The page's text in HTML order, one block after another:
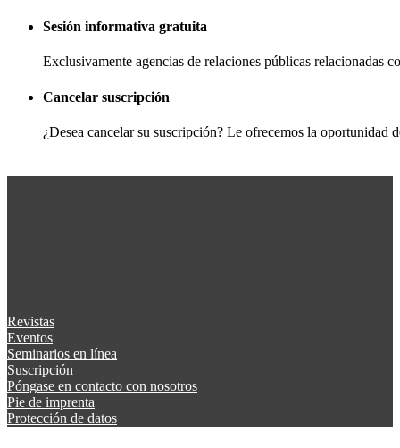
Sesión informativa gratuita
Exclusivamente agencias de relaciones públicas relacionadas
Cancelar suscripción
¿Desea cancelar su suscripción? Le ofrecemos la oportunidad
Revistas
Eventos
Seminarios en línea
Suscripción
Póngase en contacto con nosotros
Pie de imprenta
Protección de datos